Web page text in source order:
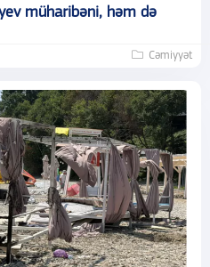
müharibəni, həm də
Cəmiyyət